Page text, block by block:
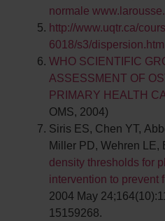
normale
http://www.uqtr.ca/
6018/s3/dispersion.htm
WHO SCIENTIFIC
ASSESSMENT OF
PRIMARY HEALTH
OMS, 2004)
Siris ES, Chen YT,
Miller PD, Wehren LE,
density thresholds for
intervention to prevent
2004 May
15159268.